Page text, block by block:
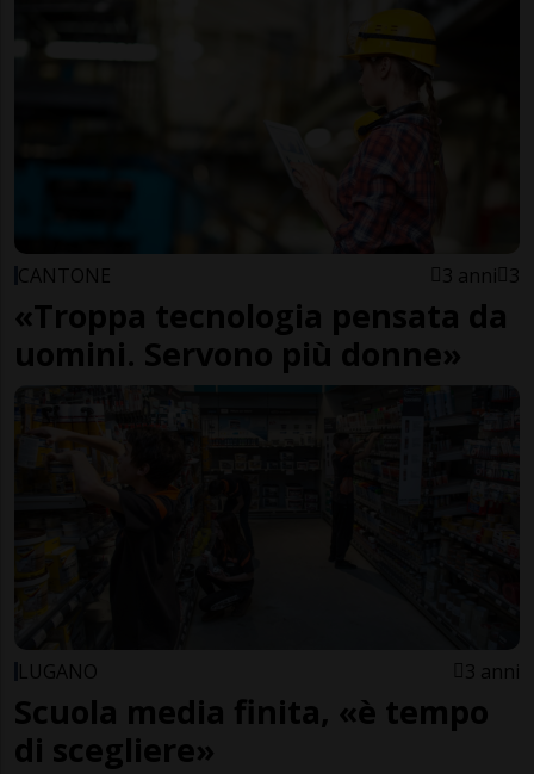
CANTONE 3 anni 3
«Troppa tecnologia pensata da
uomini. Servono più donne»
LUGANO 3 anni
Scuola media finita, «è tempo
di scegliere»